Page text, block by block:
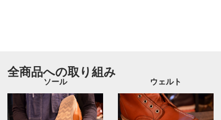
全商品への取り組み
ソール ウェルト